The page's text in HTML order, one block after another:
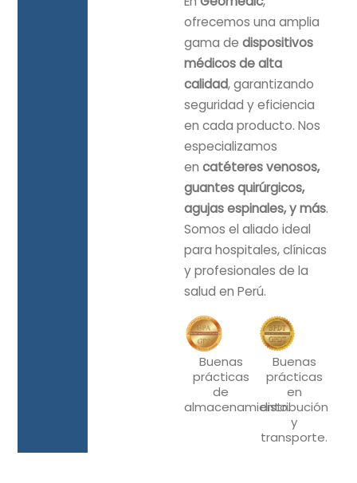
ofrecemos una amplia
gama de dispositivos
médicos de alta
calidad, garantizando
seguridad y eficiencia
en cada producto. Nos
especializamos
en catéteres venosos,
guantes quirúrgicos,
agujas espinales, y más.
Somos el aliado ideal
para hospitales, clínicas
y profesionales de la
salud en Perú.
Buenas
prácticas
de
almacenamiento.
Buenas
prácticas
en
distribución
y
transporte.